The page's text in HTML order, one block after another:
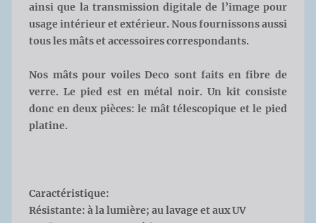
ainsi que la transmission digitale de l’image pour
usage intérieur et extérieur. Nous fournissons aussi
tous les mâts et accessoires correspondants.
Nos mâts pour voiles Deco sont faits en fibre de
verre. Le pied est en métal noir. Un kit consiste
donc en deux pièces: le mât télescopique et le pied
platine.
Caractéristique:
Résistante: à la lumière; au lavage et aux UV